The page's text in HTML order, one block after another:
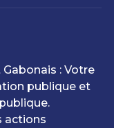
: Votre
publique et
actions